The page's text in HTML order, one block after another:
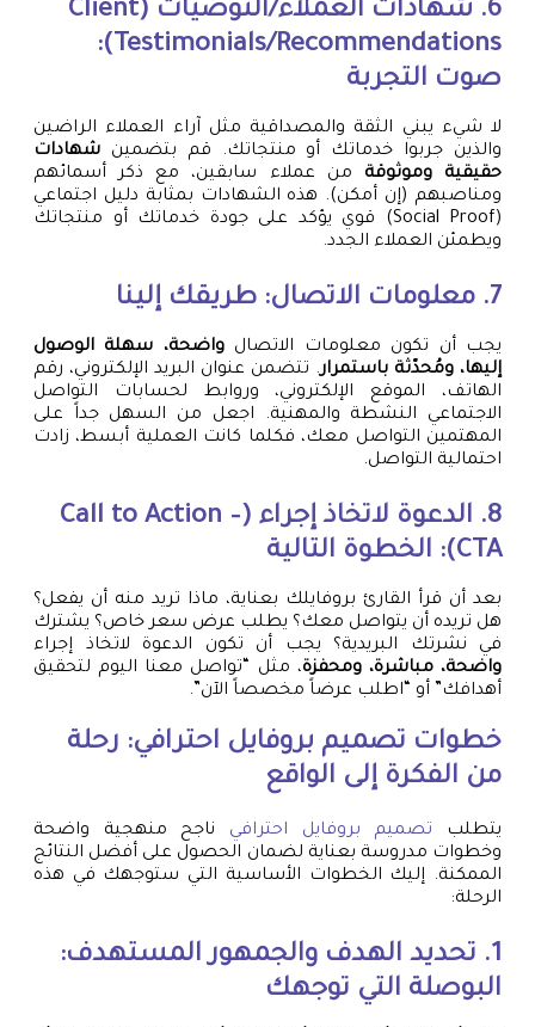
6. شهادات العملاء/التوصيات (Client
Testimonials/Recommendations):
صوت التجربة
لا شيء يبني الثقة والمصداقية مثل آراء العملاء الراضين
والذين جربوا خدماتك أو منتجاتك. قم بتضمين شهادات
حقيقية وموثوقة من عملاء سابقين، مع ذكر أسمائهم
ومناصبهم (إن أمكن). هذه الشهادات بمثابة دليل اجتماعي
(Social Proof) قوي يؤكد على جودة خدماتك أو منتجاتك
ويطمئن العملاء الجدد.
7. معلومات الاتصال: طريقك إلينا
يجب أن تكون معلومات الاتصالواضحة، سهلة الوصول
إليها، ومُحدّثة باستمرار. تتضمن عنوان البريد الإلكتروني، رقم
الهاتف، الموقع الإلكتروني، وروابط لحسابات التواصل
الاجتماعي النشطة والمهنية. اجعل من السهل جداً على
المهتمين التواصل معك، فكلما كانت العملية أبسط، زادت
احتمالية التواصل.
8. الدعوة لاتخاذ إجراء (Call to Action –
CTA): الخطوة التالية
بعد أن قرأ القارئ بروفايلك بعناية، ماذا تريد منه أن يفعل؟
هل تريده أن يتواصل معك؟ يطلب عرض سعر خاص؟ يشترك
في نشرتك البريدية؟ يجب أن تكون الدعوة لاتخاذ إجراء
واضحة، مباشرة، ومحفزة، مثل “تواصل معنا اليوم لتحقيق
أهدافك” أو “اطلب عرضاً مخصصاً الآن”.
خطوات تصميم بروفايل احترافي: رحلة
من الفكرة إلى الواقع
يتطلب تصميم بروفايل احترافي ناجح منهجية واضحة
وخطوات مدروسة بعناية لضمان الحصول على أفضل النتائج
الممكنة. إليك الخطوات الأساسية التي ستوجهك في هذه
الرحلة:
1. تحديد الهدف والجمهور المستهدف:
البوصلة التي توجهك